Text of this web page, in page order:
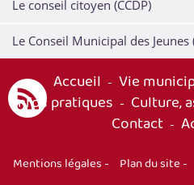
Le conseil citoyen (CCDP)
Le Conseil Municipal des Jeunes
Accueil - Vie
Infos pratiques - Culture,
Contact -
Mentions légales- Plan du site-